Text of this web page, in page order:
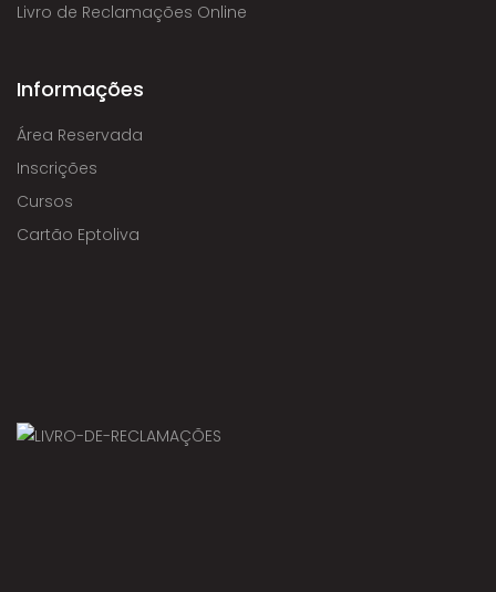
Livro de Reclamações Online
Informações
Área Reservada
Inscrições
Cursos
Cartão Eptoliva